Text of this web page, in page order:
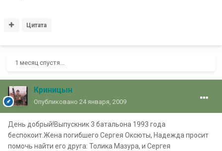
Цитата
1 месяц спустя...
Криницын
Опубликовано 24 января, 2009
День добрый!Выпускник 3 батальона 1993 года
беспокоит.Жена погибшего Сергея Оксюты, Надежда просит
помочь найти его друга: Толика Мазура, и Сергея